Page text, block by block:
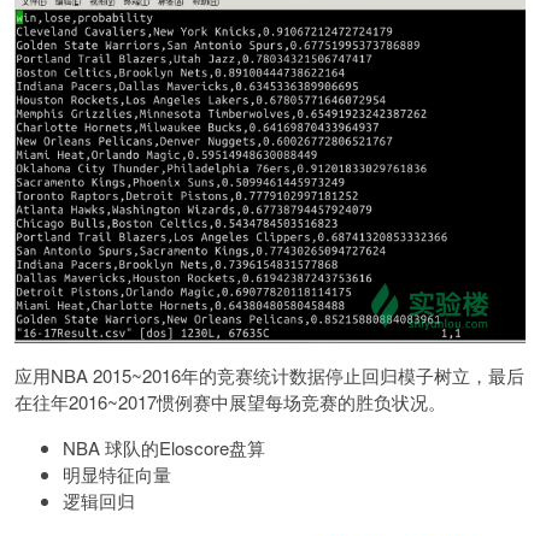
应用NBA 2015~2016年的竞赛统计数据停止回归模子树立，最后
在往年2016~2017惯例赛中展望每场竞赛的胜负状况。
NBA 球队的Eloscore盘算
明显特征向量
逻辑回归